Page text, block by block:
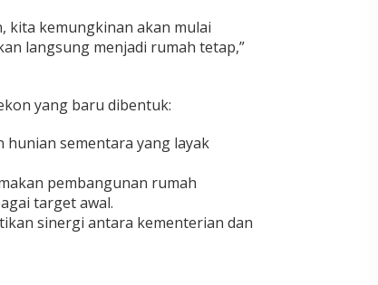
kita kemungkinan akan mulai
langsung menjadi rumah tetap,”
yang baru dibentuk:
hunian sementara yang layak
pembangunan rumah
target awal.
sinergi antara kementerian dan